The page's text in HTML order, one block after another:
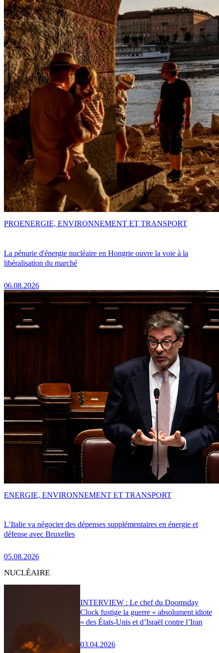
La pénurie d'énergie nucléaire en Hongrie ouvre la voie à la
libéralisation du marché
06.08.2026
PROENERGIE, ENVIRONNEMENT ET TRANSPORT
L’Italie va négocier des dépenses supplémentaires en énergie et
défense avec Bruxelles
05.08.2026
ENERGIE, ENVIRONNEMENT ET TRANSPORT
NUCLÉAIRE
INTERVIEW : Le chef du Doomsday
Clock fustige la guerre « absolument idiote
» des États-Unis et d’Israël contre l’Iran
03.04.2026